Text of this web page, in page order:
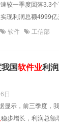
较一季度回落3.3
现利润总额4999亿
软件 工信部
国软件业利
日
显示，前三季度，
稳步增长，利润总额